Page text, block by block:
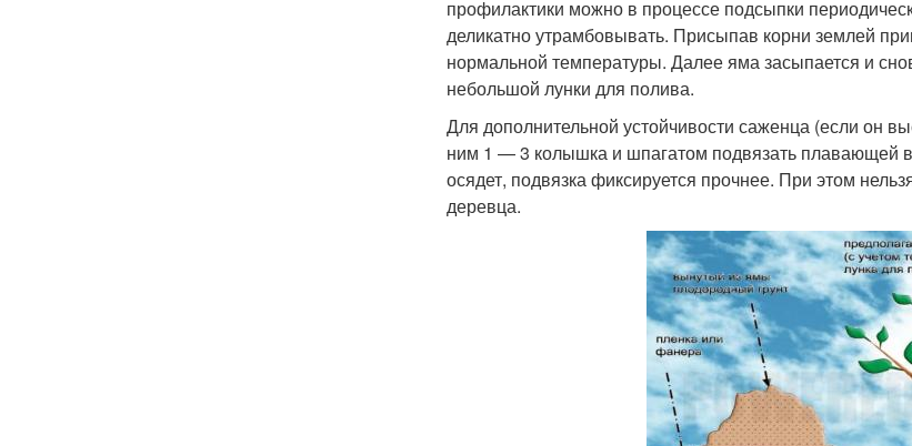
профилактики можно в процессе подсыпки
деликатно утрамбовывать. Присыпав корни землей
нормальной температуры. Далее яма засыпается и
небольшой лунки для полива.
Для дополнительной устойчивости саженца (если он
ним 1 — 3 колышка и шпагатом подвязать плавающей
осядет, подвязка фиксируется прочнее. При этом
деревца.